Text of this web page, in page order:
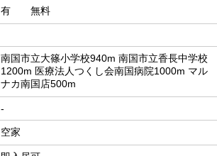
有 無料
南国市立大篠小学校940m 南国市立香長中学校
1200m 医療法人つくし会南国病院1000m マル
ナカ南国店500m
-
空家